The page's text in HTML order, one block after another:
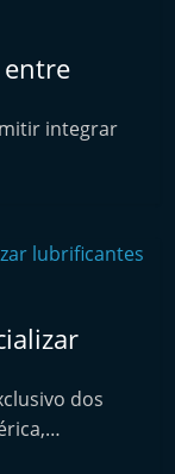
entre
integrar
dos